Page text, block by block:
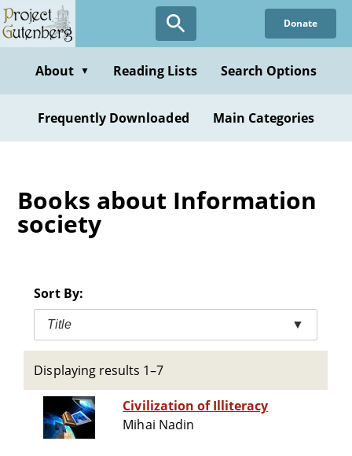
Skip
to
content
Donate
About ▼ Reading Lists Search Options
Frequently Downloaded Main Categories
Books about Information
society
Sort By:
Title ▼
Displaying results 1–7
Civilization of Illiteracy
Mihai Nadin